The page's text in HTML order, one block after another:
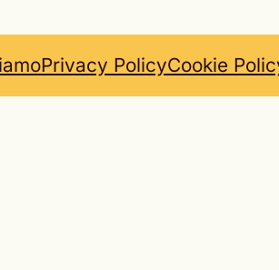
Privacy PolicyCookie